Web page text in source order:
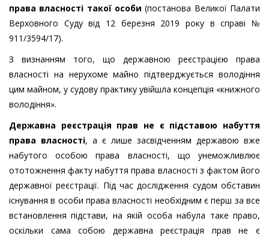
права власності такої особи (постанова Великої Палати
Верховного Суду від 12 березня 2019 року в справі №
911/3594/17).
З визнанням того, що державною реєстрацією права
власності на нерухоме майно підтверджується володіння
цим майном, у судову практику увійшла концепція «книжного
володіння».
Державна реєстрація прав не є підставою набуття
права власності, а є лише засвідченням державою вже
набутого особою права власності, що унеможливлює
ототожнення факту набуття права власності з фактом його
державної реєстрації. Під час дослідження судом обставин
існування в особи права власності необхідним є перш за все
встановлення підстави, на якій особа набула таке право,
оскільки сама собою державна реєстрація прав не є